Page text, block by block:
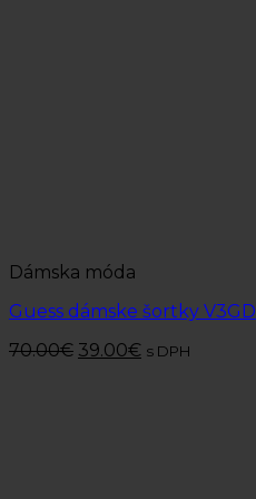
Dámska móda
Guess dámske šortky V3GD
70.00€ 39.00€ s DPH